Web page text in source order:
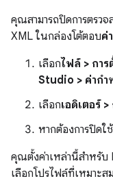
คุณสามารถปิดการตรว
XML ในกล่องโต้ตอบค่
เลือกไฟล์ > การ
Studio > ค่ากำ
เลือกเอดิเตอร์
หากต้องการปิดใ
คุณตั้งค่าเหล่านี้สำหรับ
เลือกโปรไฟล์ที่เหมาะสม